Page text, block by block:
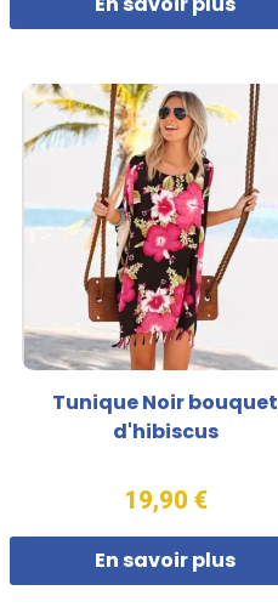
Tunique Noir bouquet
d'hibiscus
19,90 €
En savoir plus